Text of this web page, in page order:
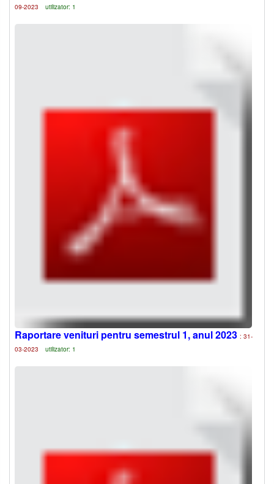
09-2023
utilizator: 1
Raportare venituri pentru semestrul 1, anul 2023 : 31-
03-2023
utilizator: 1